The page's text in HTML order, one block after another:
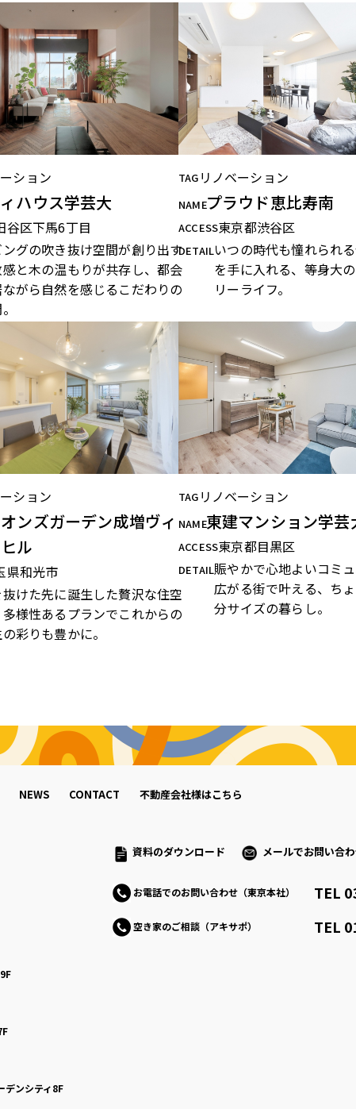
ション
ハウス学芸大
谷区下馬6丁目
ングの吹き抜け空間が創り出す
と木の温もりが共存し、都会
ながら自然を感じるこだわりの
TAG リノベーション
NAMEプラウド恵比寿南
ACCESS東京都渋谷区
DETAILいつの時代も憧れられ
を手に入れる、等身大
リーライフ。
ション
ンズガーデン成増ヴィ
ル
県和光市
けた先に誕生した贅沢な住空
様性あるプランでこれからの
彩りも豊かに。
TAG リノベーション
NAME東建マンション学芸
ACCESS東京都目黒区
DETAIL賑やかで心地よいコミ
広がる街で叶える、ち
分サイズの暮らし。
NEWS CONTACT 不動産会社様はこちら
デンシティ8F
資料のダウンロード メールでお問い合
お電話でのお問い合わせ（東京本社） TEL
空き家のご相談（アキサポ） TEL